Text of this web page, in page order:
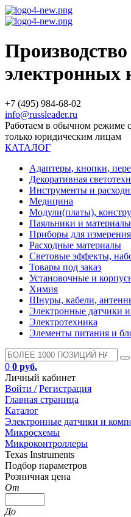
электронных
+7 (495) 984-68-02
info@russleader.ru
Работаем в обычном режиме
только юридическим лицам
КАТАЛОГ
Адаптеры, кнопки,
Декоративная
Инструменты и
Медицина
Модули(платы),
Паяльники и
Приборы для измерения
Расходные материалы
Световые эффекты,
Товары под заказ
Установочные и
Химия
Шнуры, кабели,
Электронные датчики
Электротехника
Элементы питания и
0 0 руб.
Личный кабинет
Войти / Регистрация
Главная страница
Каталог
Электронные датчики и
Микросхемы
Микроконтроллеры
Texas Instruments
Подбор параметров
Розничная цена
От
До